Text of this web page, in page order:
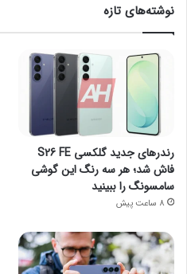
نوشته‌های تازه
رندرهای جدید گلکسی S26 FE
فاش شد؛ هر سه رنگ این گوشی
سامسونگ را ببینید
8 ساعت پیش